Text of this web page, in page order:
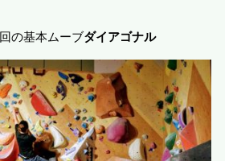
の基本ムーブダイアゴナル